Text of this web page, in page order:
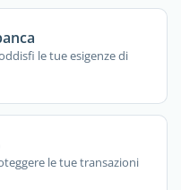
le tue esigenze di
le tue transazioni